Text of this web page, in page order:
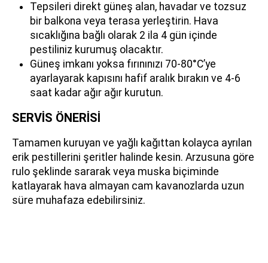
Tepsileri direkt güneş alan, havadar ve tozsuz
bir balkona veya terasa yerleştirin. Hava
sıcaklığına bağlı olarak 2 ila 4 gün içinde
pestiliniz kurumuş olacaktır.
Güneş imkanı yoksa fırınınızı 70-80°C’ye
ayarlayarak kapısını hafif aralık bırakın ve 4-6
saat kadar ağır ağır kurutun.
SERVİS ÖNERİSİ
Tamamen kuruyan ve yağlı kağıttan kolayca ayrılan
erik pestillerini şeritler halinde kesin. Arzusuna göre
rulo şeklinde sararak veya muska biçiminde
katlayarak hava almayan cam kavanozlarda uzun
süre muhafaza edebilirsiniz.